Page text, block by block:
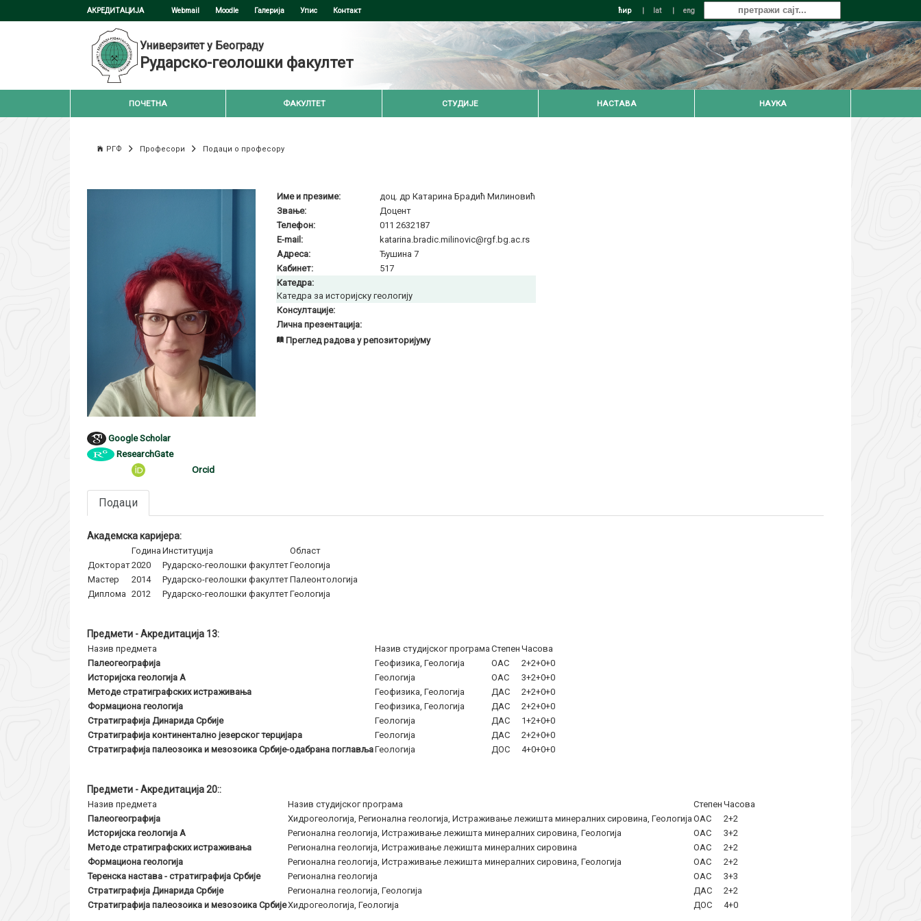
АКРЕДИТАЦИЈА Webmail Moodle Галерија Упис Контакт ћир | lat | eng
Универзитет у Београду
Рударско-геолошки факултет
ПОЧЕТНА ФАКУЛТЕТ СТУДИЈЕ НАСТАВА НАУКА
РГФ Професори Подаци о професору
Google Scholar
ResearchGate
Orcid
Име и презиме:
доц. др Катарина Брадић Милиновић
Звање:
Доцент
Телефон:
011 2632187
E-mail:
katarina.bradic.milinovic@rgf.bg.ac.rs
Адреса:
Ђушина 7
Кабинет:
517
Катедра:
Катедра за историјску геологију
Консултације:
Лична презентација:
Преглед радова у репозиторијуму
Подаци
Академска каријера:
Година Институција
Област
Докторат2020 Рударско-геолошки факултетГеологија
Мастер
2014 Рударско-геолошки факултетПалеонтологија
Диплома 2012 Рударско-геолошки факултетГеологија
Предмети - Акредитација 13:
Назив предмета Назив студијског програма Степен Часова
Палеогеографија
Геофизика, Геологија ОАС
2+2+0+0
Историјска геологија А
Геологија ОАС
3+2+0+0
Методе стратиграфских истраживања
Геофизика, Геологија ДАС
2+2+0+0
Формациона геологија
Геофизика, Геологија ДАС
2+2+0+0
Стратиграфија Динарида Србије
Геологија ДАС
1+2+0+0
Стратиграфија континентално језерског терцијара
Геологија ДАС
2+2+0+0
Стратиграфија палеозоика и мезозоика Србије-одабрана поглављаГеологија ДОС 4+0+0+0
Предмети - Акредитација 20::
Назив предмета Назив студијског програма Степен Часова
Палеогеографија
Хидрогеологија, Регионална геологија, Истраживање лежишта минералних сировина, Геологија ОАС
2+2
Историјска геологија А
Регионална геологија, Истраживање лежишта минералних сировина, Геологија ОАС
3+2
Методе стратиграфских истраживања
Регионална геологија, Истраживање лежишта минералних сировина ОАС
2+2
Формациона геологија
Регионална геологија, Истраживање лежишта минералних сировина, Геологија ОАС
2+2
Теренска настава - стратиграфија Србије
Регионална геологија ОАС
3+3
Стратиграфија Динарида Србије
Регионална геологија, Геологија ДАС
2+2
Стратиграфија палеозоика и мезозоика СрбијеХидрогеологија, Геологија ДОС 4+0